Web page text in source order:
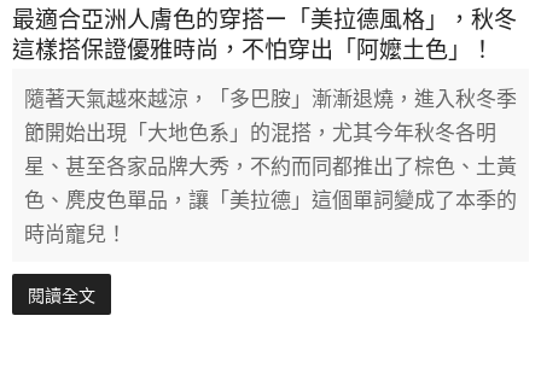
最適合亞洲人膚色的穿搭ー「美拉德風格」，秋冬
這樣搭保證優雅時尚，不怕穿出「阿嬤土色」！
隨著天氣越來越涼，「多巴胺」漸漸退燒，進入秋冬季
節開始出現「大地色系」的混搭，尤其今年秋冬各明
星、甚至各家品牌大秀，不約而同都推出了棕色、土黃
色、麂皮色單品，讓「美拉德」這個單詞變成了本季的
時尚寵兒！
閱讀全文